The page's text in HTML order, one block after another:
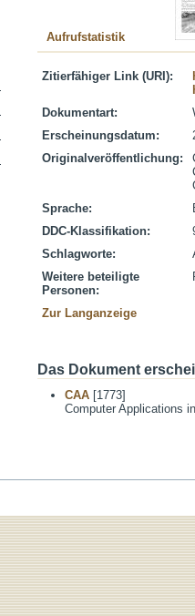
Aufrufstatistik
Zitierfähiger Link (URI):
Dokumentart:
Erscheinungsdatum:
Originalveröffentlichung:
Sprache:
DDC-Klassifikation:
Schlagworte:
Weitere beteiligte
Personen:
Zur Langanzeige
Das Dokument
CAA [1773]
Computer Applications